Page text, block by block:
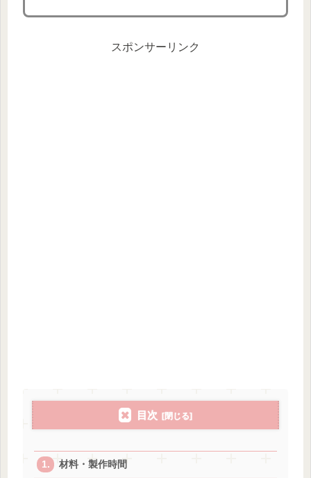
スポンサーリンク
目次
材料・製作時間